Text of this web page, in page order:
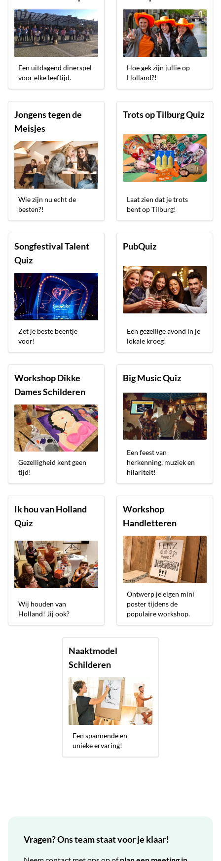
Een uitdagend dinerspel
voor elke leeftijd.
Hoe gek zijn jullie op
Holland?!
Jongens tegen de
Meisjes
Wie zijn nu echt de
besten?!
Trots op Tilburg Quiz
Laat zien dat je trots
bent op Tilburg!
Songfestival Talent
Quiz
Zet je beste beentje
voor!
PubQuiz
Een gezellige avond in je
lokale kroeg!
Workshop Dikke
Dames Schilderen
Gezelligheid kent geen
tijd!
Big Music Quiz
Een feest van
herkenning, muziek en
hilariteit!
Ik hou van Holland
Quiz
Wij houden van
Holland! Jij ook?
Workshop
Handletteren
Ontwerp je eigen mini
poster tijdens de
populaire workshop.
Naaktmodel
Schilderen
Een spannende en
unieke ervaring!
Vragen? Ons team staat voor je klaar!